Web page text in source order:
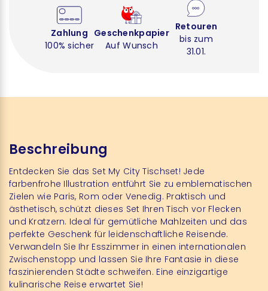
Zahlung
100% sicher
Geschenkpapier
Auf Wunsch
Retouren
bis zum
31.01.
Beschreibung
Entdecken Sie das Set My City Tischset! Jede
farbenfrohe Illustration entführt Sie zu emblematischen
Zielen wie Paris, Rom oder Venedig. Praktisch und
ästhetisch, schützt dieses Set Ihren Tisch vor Flecken
und Kratzern. Ideal für gemütliche Mahlzeiten und das
perfekte Geschenk für leidenschaftliche Reisende.
Verwandeln Sie Ihr Esszimmer in einen internationalen
Zwischenstopp und lassen Sie Ihre Fantasie in diese
faszinierenden Städte schweifen. Eine einzigartige
kulinarische Reise erwartet Sie!